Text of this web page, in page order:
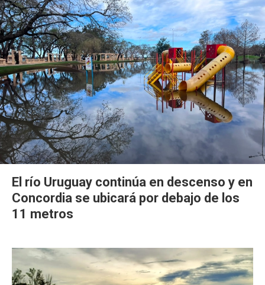
El río Uruguay continúa en descenso y en
Concordia se ubicará por debajo de los
11 metros